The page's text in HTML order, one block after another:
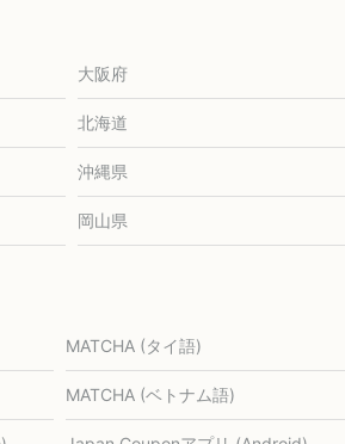
大阪府
北海道
沖縄県
岡山県
MATCHA (タイ語)
MATCHA (ベトナム語)